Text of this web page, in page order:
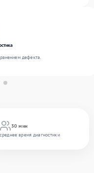
30 мин
среднее время диагностики
дефекта.